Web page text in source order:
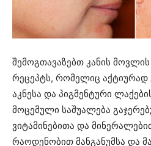
შემოგთავაზებთ კანის
რეცეპტს, რომელიც აქტიურად
აკნესა და პიგმენტური
მოცემული საშუალება
ვიტამინებითა და
რაოდენობით მანგანუმსა და